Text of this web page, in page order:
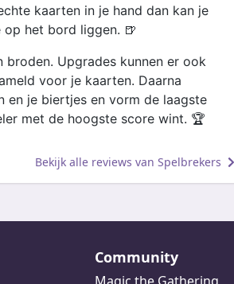
kaarten in je hand dan kan je
het bord liggen. 🍺
Upgrades kunnen er ook
voor je kaarten. Daarna
je biertjes en vorm de laagste
met de hoogste score wint. 🏆
Bekijk alle reviews van Spelbrekers
Community